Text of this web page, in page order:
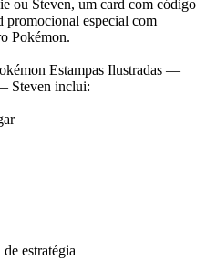
ou Steven, um card com código
promocional especial com
Pokémon.
Estampas Ilustradas —
Steven inclui:
estratégia